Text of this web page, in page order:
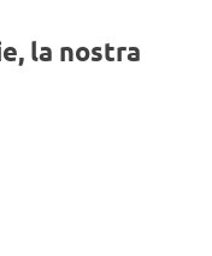
la nostra